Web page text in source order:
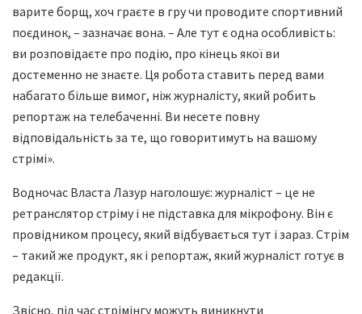
варите борщ, хоч граєте в гру чи проводите спортивний
поєдинок, – зазначає вона. – Але тут є одна особливість:
ви розповідаєте про подію, про кінець якої ви
достеменно не знаєте. Ця робота ставить перед вами
набагато більше вимог, ніж журналісту, який робить
репортаж на телебаченні. Ви несете повну
відповідальність за те, що говоритимуть на вашому
стрімі».
Водночас Власта Лазур наголошує: журналіст – це не
ретранслятор стріму і не підставка для мікрофону. Він є
провідником процесу, який відбувається тут і зараз. Стрім
– такий же продукт, як і репортаж, який журналіст готує в
редакції.
Звісно, під час стрімінгу можуть виникнути